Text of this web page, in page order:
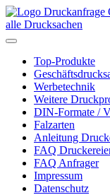
alle Drucksachen
Toggle
navigationTop-Produkte
Werbetechnik
Weitere
DIN-Formate /
Falzarten
Anleitung
FAQ
FAQ Anfrager
Impressum
Datenschutz